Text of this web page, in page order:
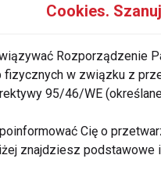
Cookies.
Rozporządzenie
w związku z
95/46/WE (określane
Cię o
znajdziesz podstawowe